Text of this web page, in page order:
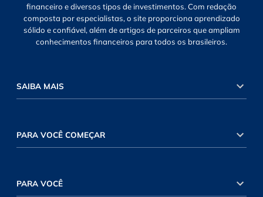
financeiro e diversos tipos de investimentos. Com redação
composta por especialistas, o site proporciona aprendizado
sólido e confiável, além de artigos de parceiros que ampliam
conhecimentos financeiros para todos os brasileiros.
SAIBA MAIS
PARA VOCÊ COMEÇAR
PARA VOCÊ